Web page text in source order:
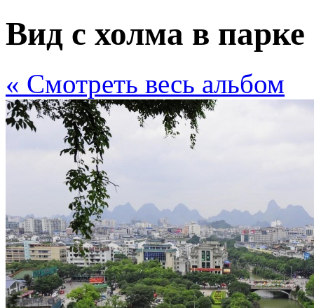
Вид с холма в парке
« Cмотреть весь альбом